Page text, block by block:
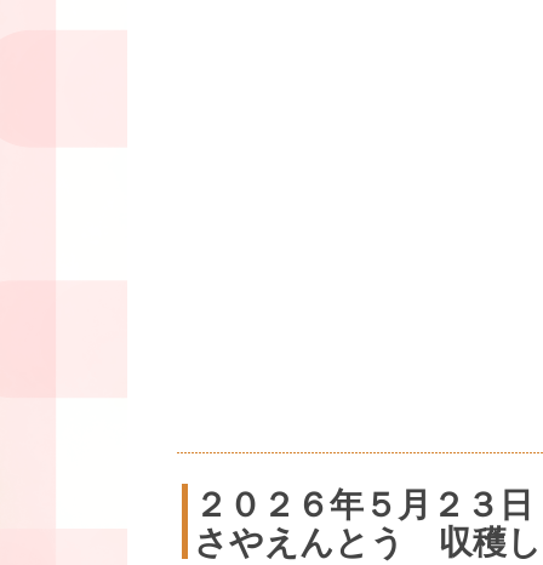
２０２６年５月２３日
さやえんとう 収穫